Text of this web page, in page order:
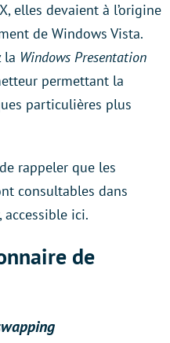
elles devaient à l’origine
de Windows Vista.
la Windows Presentation
permettant la
particulières plus
rappeler que les
consultables dans
accessible ici.
de